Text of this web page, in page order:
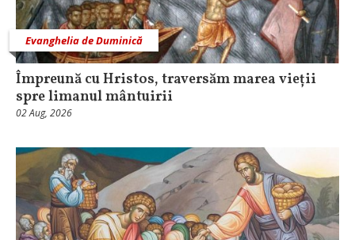
Evanghelia de Duminică
Împreună cu Hristos, traversăm marea vieții
spre limanul mântuirii
02 Aug, 2026